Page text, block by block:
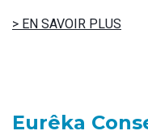
> EN SAVOIR PLUS
Eurêka